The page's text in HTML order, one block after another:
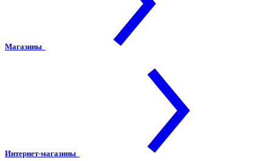
Магазины
Интернет-магазины